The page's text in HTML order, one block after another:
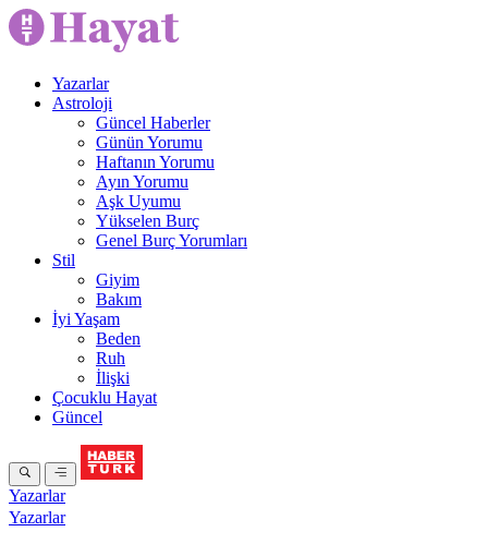
Yazarlar
Astroloji
Güncel Haberler
Günün Yorumu
Haftanın Yorumu
Ayın Yorumu
Aşk Uyumu
Yükselen Burç
Genel Burç Yorumları
Stil
Giyim
Bakım
İyi Yaşam
Beden
Ruh
İlişki
Çocuklu Hayat
Güncel
Yazarlar
Yazarlar